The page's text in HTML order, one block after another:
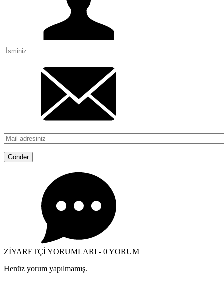
ZİYARETÇİ YORUMLARI - 0 YORUM
Henüz yorum yapılmamış.